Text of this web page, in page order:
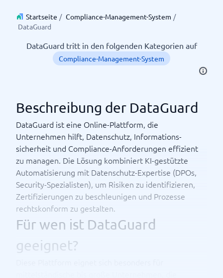
Startseite / Compliance-Management-System /
DataGuard
DataGuard tritt in den folgenden Kategorien auf
Compliance-Management-System
Beschreibung der DataGuard
DataGuard ist eine Online-Plattform, die
Unternehmen hilft, Datenschutz, Informations­
sicherheit und Compliance-Anforderungen effizient
zu managen. Die Lösung kombiniert KI-gestützte
Automatisierung mit Datenschutz-Expertise (DPOs,
Security-Spezialisten), um Risiken zu identifizieren,
Zertifizierungen zu beschleunigen und Prozesse
rechtskonform zu gestalten.
Für wen ist DataGuard
geeignet?